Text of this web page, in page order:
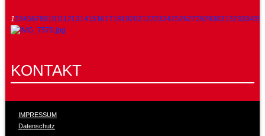
1234567891011121314151617181920212223242526272829303132333435
KONTAKT
IMPRESSUM
Datenschutz